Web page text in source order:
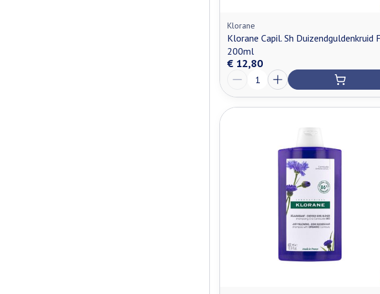
Klorane
Klorane Capil. Sh Duizendguldenkruid
200ml
€ 12,80